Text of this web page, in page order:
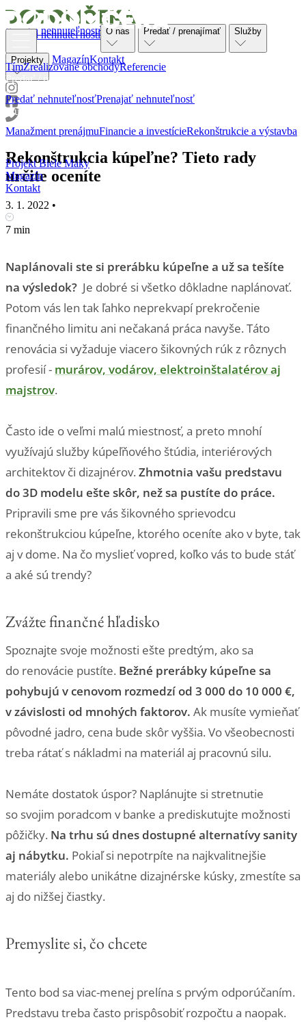
Ponuka nehnuteľností
TímZrealizované obchodyReferencie
Predať / prenajímať
Predať nehnuteľnosťPrenajať nehnuteľnosť
Služby
Manažment prenájmuFinancie a investícieRekonštrukcie a výstavba
Projekt Biele Maky
Magazín
Kontakt
Ponuka nehnuteľností O nás Predať / prenajímať Služby
Projekty MagazínKontakt
Rekonštrukcia kúpeľne? Tieto rady
určite oceníte
3. 1. 2022 •
7 min
Naplánovali ste si prerábku kúpeľne a už sa tešíte
na výsledok? Je dobré si všetko dôkladne naplánovať.
Potom vás len tak ľahko neprekvapí prekročenie
finančného limitu ani nečakaná práca navyše. Táto
renovácia si vyžaduje viacero šikovných rúk z rôznych
profesií - murárov, vodárov, elektroinštalatérov aj
majstrov.
Často ide o veľmi malú miestnosť, a preto mnohí
využívajú služby kúpeľňového štúdia, interiérových
architektov či dizajnérov. Zhmotnia vašu predstavu
do 3D modelu ešte skôr, než sa pustíte do práce.
Pripravili sme pre vás šikovného sprievodcu
rekonštrukciou kúpeľne, ktorého oceníte ako v byte, tak
aj v dome. Na čo myslieť vopred, koľko vás to bude stáť
a aké sú trendy?
Zvážte finančné hľadisko
Spoznajte svoje možnosti ešte predtým, ako sa
do renovácie pustíte. Bežné prerábky kúpeľne sa
pohybujú v cenovom rozmedzí od 3 000 do 10 000 €,
v závislosti od mnohých faktorov. Ak musíte vymieňať
pôvodné jadro, cena bude skôr vyššia. Vo všeobecnosti
treba rátať s nákladmi na materiál aj pracovnú silu.
Nemáte dostatok úspor? Naplánujte si stretnutie
so svojim poradcom v banke a prediskutujte možnosti
pôžičky. Na trhu sú dnes dostupné alternatívy sanity
aj nábytku. Pokiaľ si nepotrpíte na najkvalitnejšie
materiály alebo unikátne dizajnérske kúsky, zmestíte sa
aj do nižšej čiastky.
Premyslite si, čo chcete
Tento bod sa viac-menej prelína s prvým odporúčaním.
Predstavu treba často prispôsobiť rozpočtu a naopak.